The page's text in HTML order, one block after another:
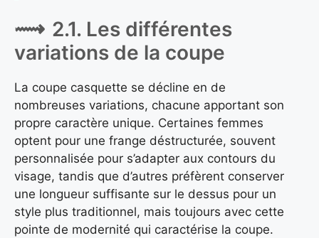
2.1. Les différentes
variations de la coupe
La coupe casquette se décline en de
nombreuses variations, chacune apportant son
propre caractère unique. Certaines femmes
optent pour une frange déstructurée, souvent
personnalisée pour s’adapter aux contours du
visage, tandis que d’autres préfèrent conserver
une longueur suffisante sur le dessus pour un
style plus traditionnel, mais toujours avec cette
pointe de modernité qui caractérise la coupe.